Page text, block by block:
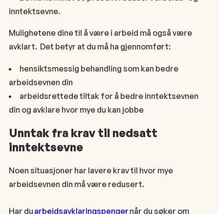
inntektsevne.
Mulighetene dine til å være i arbeid må også være
avklart. Det betyr at du må ha gjennomført:
hensiktsmessig behandling som kan bedre
arbeidsevnen din
arbeidsrettede tiltak for å bedre inntektsevnen
din og avklare hvor mye du kan jobbe
Unntak fra krav til nedsatt
inntektsevne
Noen situasjoner har lavere krav til hvor mye
arbeidsevnen din må være redusert.
Har du arbeidsavklaringspenger når du søker om